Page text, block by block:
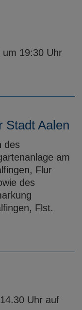
19:30 Uhr
Stadt Aalen
des
am
Flur
des
Flst.
Uhr auf